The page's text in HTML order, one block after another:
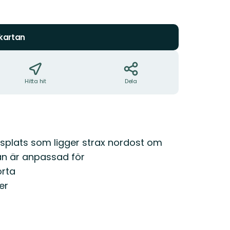
Hitta hit Dela
som ligger strax nordost om
är anpassad för